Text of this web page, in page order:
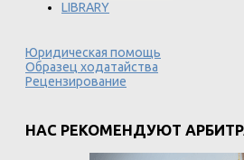
LIBRARY
Юридическая помощь
Образец ходатайства
Рецензирование
НАС РЕКОМЕНДУЮТ